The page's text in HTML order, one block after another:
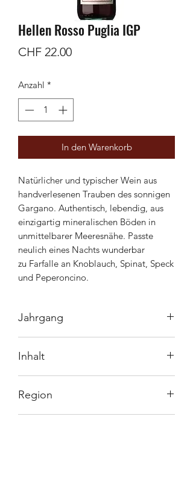
Hellen Rosso Puglia IGP
CHF 22.00Preis
Anzahl *
In den Warenkorb
Natürlicher und typischer Wein aus
handverlesenen Trauben des sonnigen
Gargano. Authentisch, lebendig, aus
einzigartig mineralischen Böden in
unmittelbarer Meeresnähe. Passte
neulich eines Nachts wunderbar
zu Farfalle an Knoblauch, Spinat, Speck
und Peperoncino.
Jahrgang
Inhalt
Region